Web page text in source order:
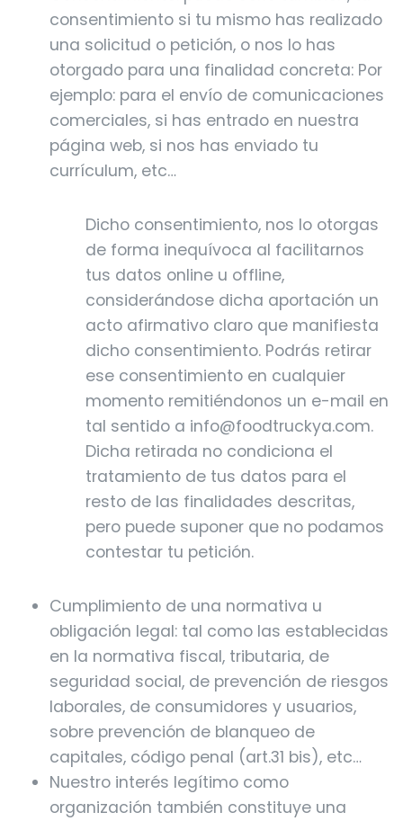
consentimiento si tu mismo has realizado
una solicitud o petición, o nos lo has
otorgado para una finalidad concreta: Por
ejemplo: para el envío de comunicaciones
comerciales, si has entrado en nuestra
página web, si nos has enviado tu
currículum, etc…
Dicho consentimiento, nos lo otorgas
de forma inequívoca al facilitarnos
tus datos online u offline,
considerándose dicha aportación un
acto afirmativo claro que manifiesta
dicho consentimiento. Podrás retirar
ese consentimiento en cualquier
momento remitiéndonos un e-mail en
tal sentido a info@foodtruckya.com.
Dicha retirada no condiciona el
tratamiento de tus datos para el
resto de las finalidades descritas,
pero puede suponer que no podamos
contestar tu petición.
Cumplimiento de una normativa u
obligación legal: tal como las establecidas
en la normativa fiscal, tributaria, de
seguridad social, de prevención de riesgos
laborales, de consumidores y usuarios,
sobre prevención de blanqueo de
capitales, código penal (art.31 bis), etc…
Nuestro interés legítimo como
organización también constituye una